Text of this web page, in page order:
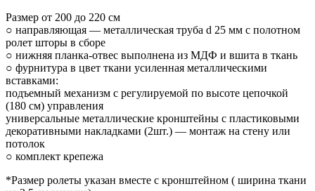
Размер от 200 до 220 см
○ направляющая — металлическая труба d 25 мм с полотном
ролет шторы в сборе
○ нижняя планка-отвес выполнена из МДФ и вшита в ткань
○ фурнитура в цвет ткани усиленная металлическими
вставками:
подъемный механизм с регулируемой по высоте цепочкой
(180 см) управления
универсальные металлические кронштейны с пластиковыми
декоративными накладками (2шт.) — монтаж на стену или
потолок
○ комплект крепежа
*Размер ролеты указан вместе с кронштейном ( ширина ткани